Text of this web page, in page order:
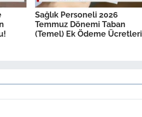
Sağlık Personeli 2026
Temmuz Dönemi Taban
(Temel) Ek Ödeme Ücretleri